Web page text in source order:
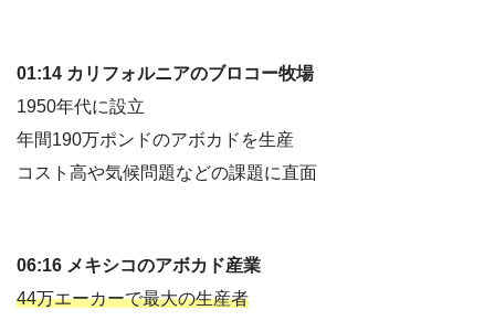
01:14 カリフォルニアのブロコー牧場
1950年代に設立
年間190万ポンドのアボカドを生産
コスト高や気候問題などの課題に直面
06:16 メキシコのアボカド産業
44万エーカーで最大の生産者